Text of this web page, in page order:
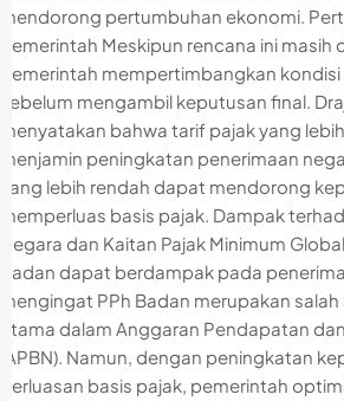
mendorong pertumbuhan ekonomi.
Pemerintah Meskipun rencana ini masih
pemerintah mempertimbangkan
sebelum mengambil keputusan final.
menyatakan bahwa tarif pajak yang
menjamin peningkatan penerimaan
yang lebih rendah dapat mendorong
memperluas basis pajak. Dampak
Negara dan Kaitan Pajak Minimum
Badan dapat berdampak pada
mengingat PPh Badan merupakan
utama dalam Anggaran Pendapatan
(APBN). Namun, dengan peningkatan
perluasan basis pajak, pemerintah